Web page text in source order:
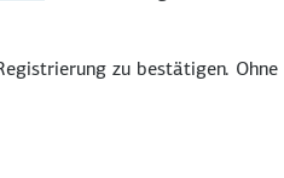
zu bestätigen. Ohne